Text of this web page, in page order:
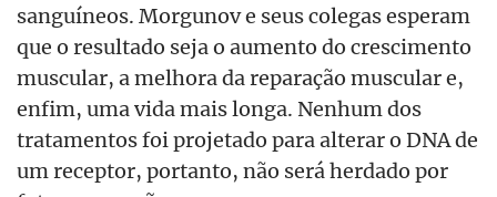
sanguíneos. Morgunov e seus colegas esperam
que o resultado seja o aumento do crescimento
muscular, a melhora da reparação muscular e,
enfim, uma vida mais longa. Nenhum dos
tratamentos foi projetado para alterar o DNA de
um receptor, portanto, não será herdado por